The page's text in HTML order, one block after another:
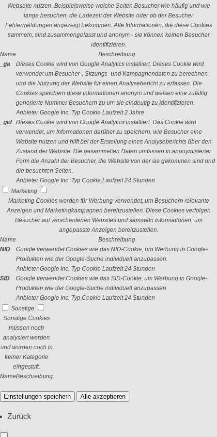
Webseite nutzen. Beispielsweise welche Seiten Besucher wie häufig und wie
lange besuchen, die Ladezeit der Website oder ob der Besucher
Fehlermeldungen angezeigt bekommen. Alle Informationen, die diese Cookies
sammeln, sind zusammengefasst und anonym - sie können keinen Besucher
identifizieren.
Name
Beschreibung
_ga
Dieses Cookie wird von Google Analytics installiert. Dieses Cookie wird
verwendet um Besucher-, Sitzungs- und Kampagnendaten zu berechnen
und die Nutzung der Website für einen Analysebericht zu erfassen. Die
Cookies speichern diese Informationen anonym und weisen eine zufällig
generierte Nummer Besuchern zu um sie eindeutig zu identifizieren.
Anbieter Google Inc. Typ Cookie Laufzeit 2 Jahre
_gid
Dieses Cookie wird von Google Analytics installiert. Das Cookie wird
verwendet, um Informationen darüber zu speichern, wie Besucher eine
Website nutzen und hilft bei der Erstellung eines Analyseberichts über den
Zustand der Website. Die gesammelten Daten umfassen in anonymisierter
Form die Anzahl der Besucher, die Website von der sie gekommen sind und
die besuchten Seiten.
Anbieter Google Inc. Typ Cookie Laufzeit 24 Stunden
Marketing
Marketing Cookies werden für Werbung verwendet, um Besuchern relevante
Anzeigen und Marketingkampagnen bereitzustellen. Diese Cookies verfolgen
Besucher auf verschiedenen Websites und sammeln Informationen, um
angepasste Anzeigen bereitzustellen.
Name
Beschreibung
NID
Google verwendet Cookies wie das NID-Cookie, um Werbung in Google-
Produkten wie der Google-Suche individuell anzupassen.
Anbieter Google Inc. Typ Cookie Laufzeit 24 Stunden
SID
Google verwendet Cookies wie das SID-Cookie, um Werbung in Google-
Produkten wie der Google-Suche individuell anzupassen.
Anbieter Google Inc. Typ Cookie Laufzeit 24 Stunden
Sonstige
Sonstige Cookies
müssen noch
analysiert werden
und wurden noch in
keiner Kategorie
eingestuft.
NameBeschreibung
Einstellungen speichern Alle akzeptieren
Zurück